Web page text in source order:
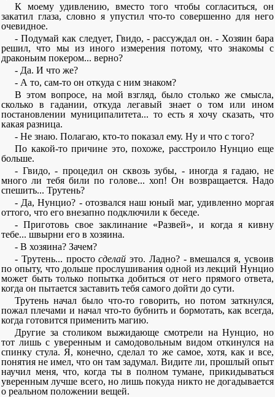
К моему удивлению, вместо того чтобы согласиться, он
закатил глаза, словно я упустил что-то совершенно для него
очевидное.
- Подумай как следует, Гвидо, - рассуждал он. - Хозяин бара
решил, что мы из иного измерения потому, что знакомы с
драконьим покером... верно?
- Да. И что же?
- А то, сам-то он откуда с ним знаком?
В этом вопросе, на мой взгляд, было столько же смысла,
сколько в гадании, откуда легавый знает о том или ином
постановлении муниципалитета... то есть я хочу сказать, что
какая разница.
- Не знаю. Полагаю, кто-то показал ему. Ну и что с того?
По какой-то причине это, похоже, расстроило Нунцио еще
больше.
- Гвидо, - процедил он сквозь зубы, - иногда я гадаю, не
много ли тебя били по голове... хоп! Он возвращается. Надо
спешить... Трутень?
- Да, Нунцио? - отозвался наш юный маг, удивленно моргая
оттого, что его внезапно подключили к беседе.
- Приготовь свое заклинание «Развей», и когда я кивну
тебе... швырни его в хозяина.
- В хозяина? Зачем?
- Трутень... простосделай это. Ладно? - вмешался я, усвоив
по опыту, что дольше прослушивания одной из лекций Нунцио
может быть только попытка добиться от него прямого ответа,
когда он пытается заставить тебя самого дойти до сути.
Трутень начал было что-то говорить, но потом заткнулся,
пожал плечами и начал что-то бубнить и бормотать, как всегда,
когда готовится применить магию.
Другие за столиком выжидающе смотрели на Нунцио, но
тот лишь с уверенным и самодовольным видом откинулся на
спинку стула. Я, конечно, сделал то же самое, хотя, как и все,
понятия не имел, что он там задумал. Видите ли, прошлый опыт
научил меня, что, когда ты в полном тумане, прикидываться
уверенным лучше всего, но лишь покуда никто не догадывается
о реальном положении вещей.